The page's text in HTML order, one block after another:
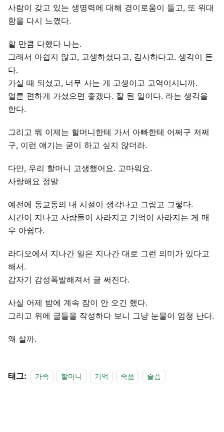
사람이 갖고 있는 생명력에 대해 경이로움이 들고, 또 위대
함을 다시 느꼈다.
할 만큼 다했다 나는.
그래서 아쉽지 않고, 고생하셨다고, 감사하다고. 생각이 든
다.
가실 때 되셨고, 너무 사는 게 고생이고 고역이시니까.
얼른 편하게 가셨으면 좋겠다. 잘 된 일이다. 라는 생각을
한다.
그리고 뭐 이제는 할머니한테 가서 아빠한테 어쩌구 저쩌
구, 이런 얘기는 굳이 하고 싶지 않더라.
다만, 우리 할머니 고생했어요. 고마워요.
사랑해요 정말
예전에 동교동의 내 시절이 생각나고 그립고 그렇다.
시간이 지나고 사람들이 사라지고 기억이 사라지는 게 매
우 아쉽다.
라디오에서 지나간 일은 지나간 대로 그런 의미가 있다고
해서.
갑자기 감성폭발해져서 글 써진다.
사실 어제 밤에 계속 잠이 안 오긴 했다.
그리고 위에 글들을 작성하다 보니 그냥 눈물이 엄청 난다.
왜 살까.
태그: 가족 할머니 기억 죽음 슬픔